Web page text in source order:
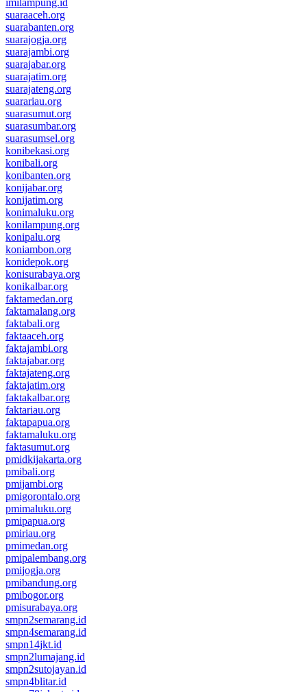
suaraaceh.org
suarabanten.org
suarajogja.org
suarajambi.org
suarajabar.org
suarajatim.org
suarajateng.org
suarariau.org
suarasumut.org
suarasumbar.org
suarasumsel.org
konibekasi.org
konibali.org
konibanten.org
konijabar.org
konijatim.org
konimaluku.org
konilampung.org
konipalu.org
koniambon.org
konidepok.org
konisurabaya.org
konikalbar.org
faktamedan.org
faktamalang.org
faktabali.org
faktaaceh.org
faktajambi.org
faktajabar.org
faktajateng.org
faktajatim.org
faktakalbar.org
faktariau.org
faktapapua.org
faktamaluku.org
faktasumut.org
pmidkijakarta.org
pmibali.org
pmijambi.org
pmigorontalo.org
pmimaluku.org
pmipapua.org
pmiriau.org
pmimedan.org
pmipalembang.org
pmijogja.org
pmibandung.org
pmibogor.org
pmisurabaya.org
smpn2semarang.id
smpn4semarang.id
smpn14jkt.id
smpn2lumajang.id
smpn2sutojayan.id
smpn4blitar.id